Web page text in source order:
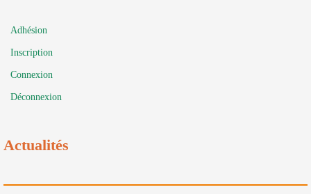
Adhésion
Inscription
Connexion
Déconnexion
Actualités